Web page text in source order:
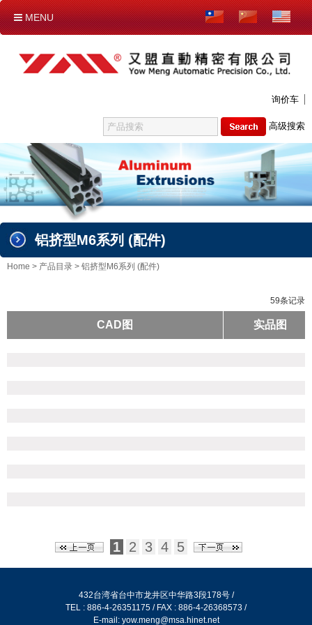
MENU
询价车
高级搜索
铝挤型M6系列 (配件)
Home > 产品目录 > 铝挤型M6系列 (配件)
59条记录
CAD图 实品图
1 2 3 4 5
432台湾省台中市龙井区中华路3段178号 /
TEL : 886-4-26351175 / FAX : 886-4-26368573 /
E-mail: yow.meng@msa.hinet.net
公司介绍 产品目录 新产品
下载区 电子型录 联系我们
铝挤型M4系列 (配件)
铝挤型M6系列
铝挤型M6系列 (配件)
铝挤型M6脚座支撑垫片
铝挤型M8系列
铝挤型M8系列 (配件)
铝挤型M8脚座支撑垫片
防滑黑色腳架
防滑鍍鋅腳架
高鋼性鋁合金避震腳架